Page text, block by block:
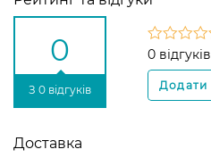
0
З 0 відгуків
0 відгуків
Доставка